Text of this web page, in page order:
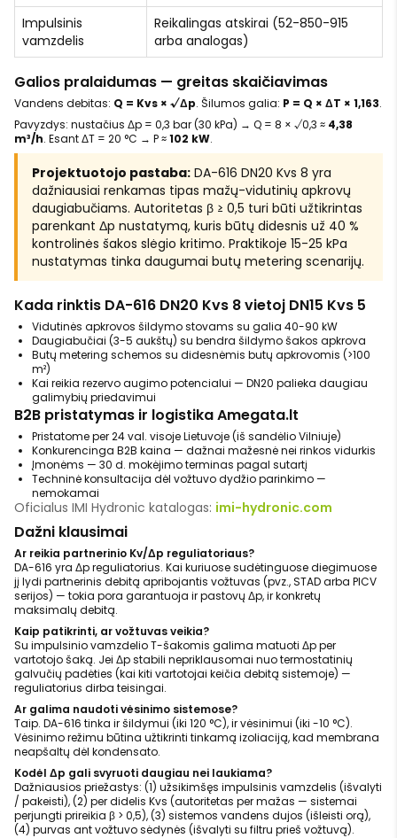
Impulsinis
vamzdelis
Reikalingas atskirai (52-850-915
arba analogas)
Galios pralaidumas — greitas skaičiavimas
Vandens debitas: Q = Kvs × √Δp. Šilumos galia: P = Q × ΔT × 1,163.
Pavyzdys: nustačius Δp = 0,3 bar (30 kPa) → Q = 8 × √0,3 ≈ 4,38
m³/h. Esant ΔT = 20 °C → P ≈102 kW.
Projektuotojo pastaba: DA-616 DN20 Kvs 8 yra
dažniausiai renkamas tipas mažų-vidutinių apkrovų
daugiabučiams. Autoritetas β ≥ 0,5 turi būti užtikrintas
parenkant Δp nustatymą, kuris būtų didesnis už 40 %
kontrolinės šakos slėgio kritimo. Praktikoje 15-25 kPa
nustatymas tinka daugumai butų metering scenarijų.
Kada rinktis DA-616 DN20 Kvs 8 vietoj DN15 Kvs 5
Vidutinės apkrovos šildymo stovams su galia 40-90 kW
Daugiabučiai (3-5 aukštų) su bendra šildymo šakos apkrova
Butų metering schemos su didesnėmis butų apkrovomis (>100
m²)
Kai reikia rezervo augimo potencialui — DN20 palieka daugiau
galimybių priedavimui
B2B pristatymas ir logistika Amegata.lt
Pristatome per 24 val. visoje Lietuvoje (iš sandėlio Vilniuje)
Konkurencinga B2B kaina — dažnai mažesnė nei rinkos vidurkis
Įmonėms — 30 d. mokėjimo terminas pagal sutartį
Techninė konsultacija dėl vožtuvo dydžio parinkimo —
nemokamai
Oficialus IMI Hydronic katalogas: imi-hydronic.com
Dažni klausimai
Ar reikia partnerinio Kv/Δp reguliatoriaus?
DA-616 yra Δp reguliatorius. Kai kuriuose sudėtinguose diegimuose
jį lydi partnerinis debitą apribojantis vožtuvas (pvz., STAD arba PICV
serijos) — tokia pora garantuoja ir pastovų Δp, ir konkretų
maksimalų debitą.
Kaip patikrinti, ar vožtuvas veikia?
Su impulsinio vamzdelio T-šakomis galima matuoti Δp per
vartotojo šaką. Jei Δp stabili nepriklausomai nuo termostatinių
galvučių padėties (kai kiti vartotojai keičia debitą sistemoje) —
reguliatorius dirba teisingai.
Ar galima naudoti vėsinimo sistemose?
Taip. DA-616 tinka ir šildymui (iki 120 °C), ir vėsinimui (iki -10 °C).
Vėsinimo režimu būtina užtikrinti tinkamą izoliaciją, kad membrana
neapšaltų dėl kondensato.
Kodėl Δp gali svyruoti daugiau nei laukiama?
Dažniausios priežastys: (1) užsikimšęs impulsinis vamzdelis (išvalyti
/ pakeisti), (2) per didelis Kvs (autoritetas per mažas — sistemai
perjungti prireikia β > 0,5), (3) sistemos vandens dujos (išleisti orą),
(4) purvas ant vožtuvo sėdynės (išvalyti su filtru prieš vožtuvą).